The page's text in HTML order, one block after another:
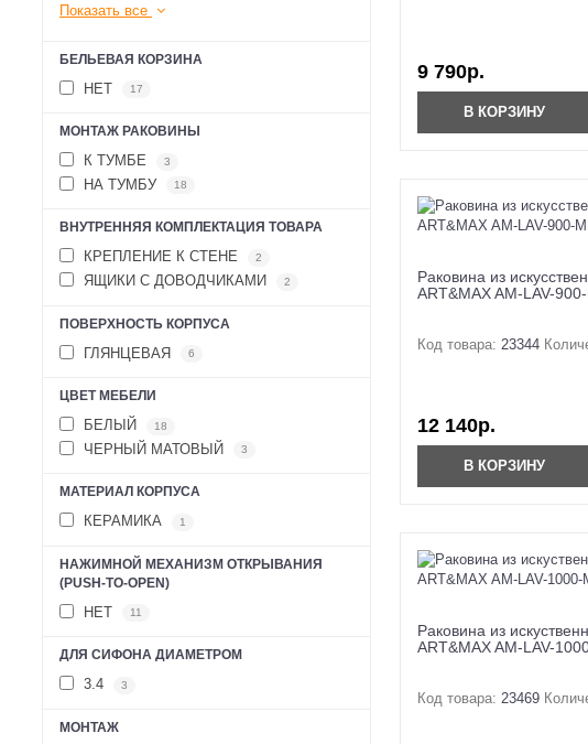
Показать все
БЕЛЬЕВАЯ КОРЗИНА
НЕТ 17
МОНТАЖ РАКОВИНЫ
К ТУМБЕ 3
НА ТУМБУ 18
ВНУТРЕННЯЯ КОМПЛЕКТАЦИЯ ТОВАРА
КРЕПЛЕНИЕ К СТЕНЕ 2
ЯЩИКИ С ДОВОДЧИКАМИ 2
ПОВЕРХНОСТЬ КОРПУСА
ГЛЯНЦЕВАЯ 6
ЦВЕТ МЕБЕЛИ
БЕЛЫЙ 18
ЧЕРНЫЙ МАТОВЫЙ 3
МАТЕРИАЛ КОРПУСА
КЕРАМИКА 1
НАЖИМНОЙ МЕХАНИЗМ ОТКРЫВАНИЯ
(PUSH-TO-OPEN)
НЕТ 11
ДЛЯ СИФОНА ДИАМЕТРОМ
3.4 3
МОНТАЖ
9 790р.
В КОРЗИНУ
Раковина из
ART&MAX AM-LAV-
Код товара: 23344
12 140р.
В КОРЗИНУ
Раковина из
ART&MAX AM-LAV-
Код товара: 23469